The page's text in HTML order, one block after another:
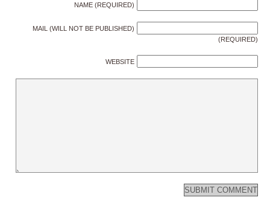
NAME (REQUIRED)
MAIL (WILL NOT BE PUBLISHED)
(REQUIRED)
WEBSITE